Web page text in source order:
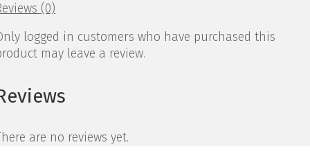
(0)
logged in customers who have purchased this
may leave a review.
are no reviews yet.